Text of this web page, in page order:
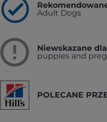
Adult Dogs
Niewskazane dla
puppies and
POLECANE